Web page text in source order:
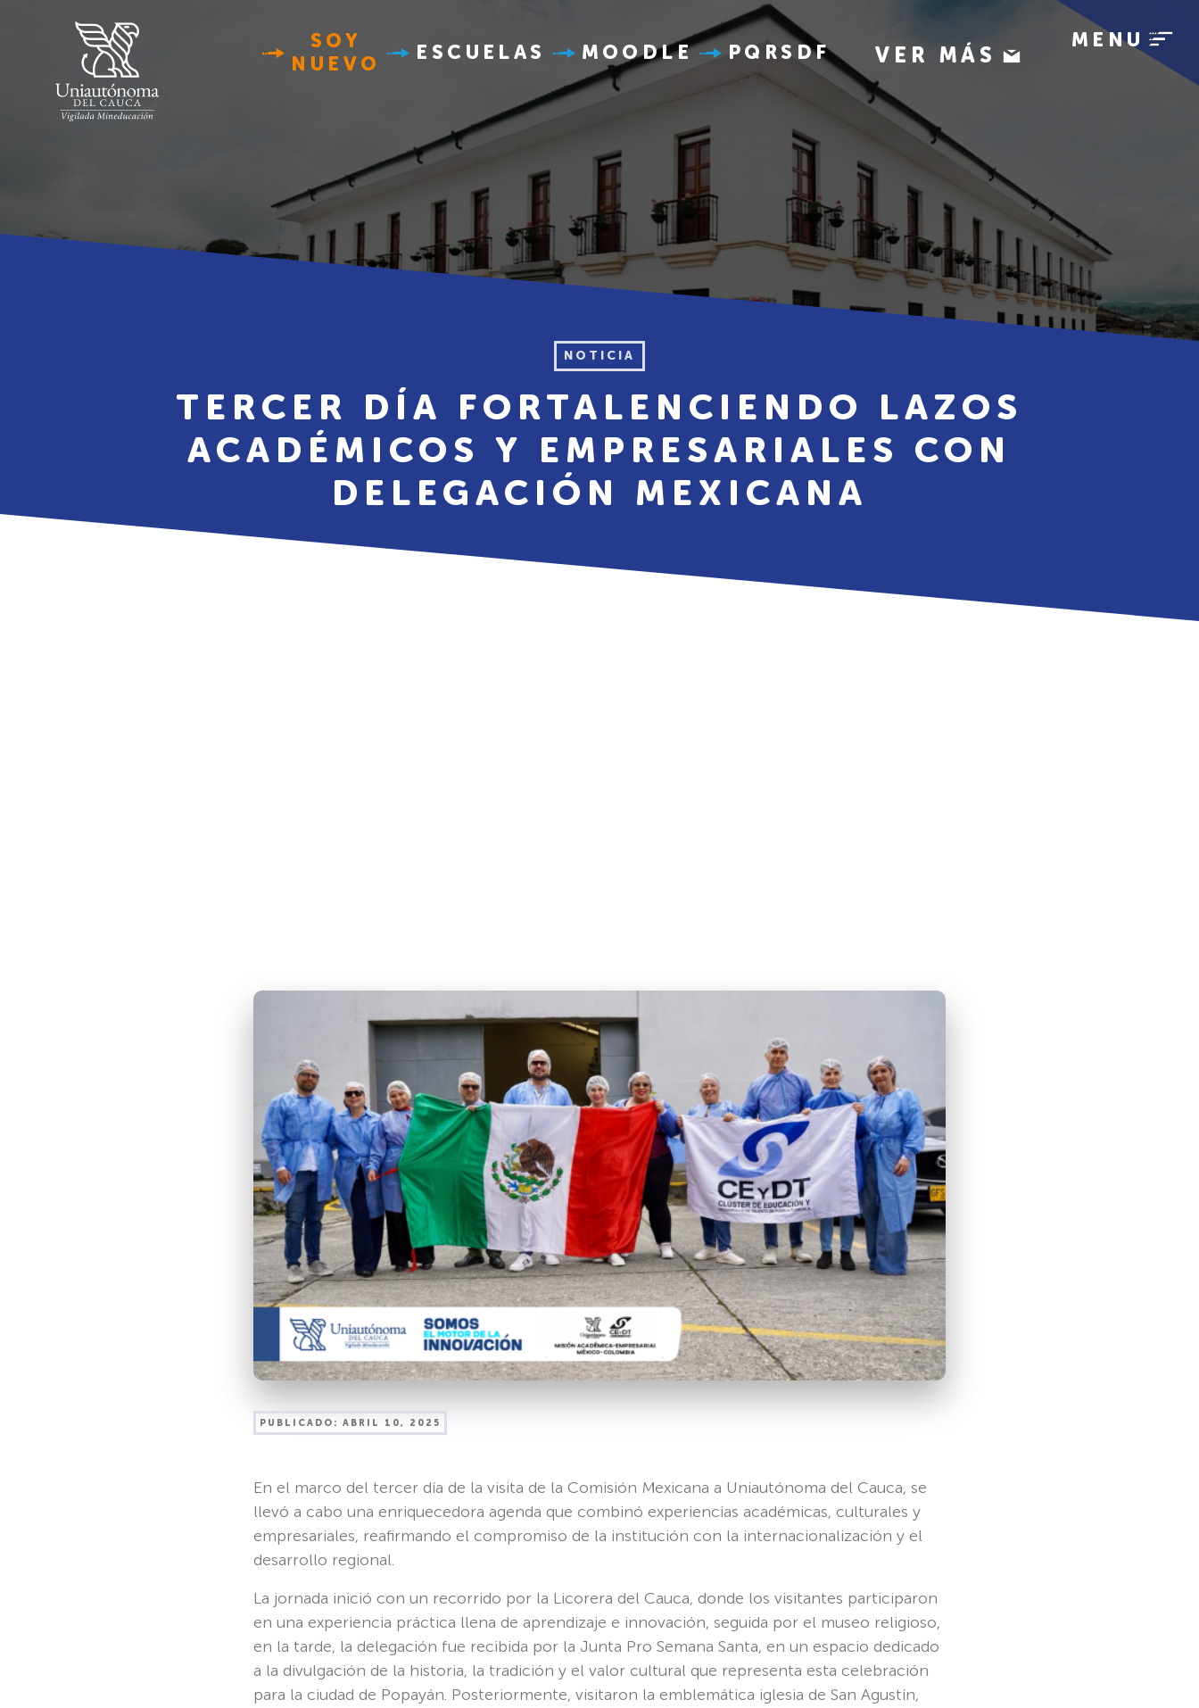
SOY
NUEVO
ESCUELAS MOODLE PQRSDF VER MÁS
MENU
NOTICIA
TERCER DÍA FORTALENCIENDO LAZOS
ACADÉMICOS Y EMPRESARIALES CON
DELEGACIÓN MEXICANA
PUBLICADO: ABRIL 10, 2025
En el marco del tercer día de la visita de la Comisión Mexicana a Uniautónoma del Cauca, se
llevó a cabo una enriquecedora agenda que combinó experiencias académicas, culturales y
empresariales, reafirmando el compromiso de la institución con la internacionalización y el
desarrollo regional.
La jornada inició con un recorrido por la Licorera del Cauca, donde los visitantes participaron
en una experiencia práctica llena de aprendizaje e innovación, seguida por el museo religioso,
en la tarde, la delegación fue recibida por la Junta Pro Semana Santa, en un espacio dedicado
a la divulgación de la historia, la tradición y el valor cultural que representa esta celebración
para la ciudad de Popayán. Posteriormente, visitaron la emblemática iglesia de San Agustín,